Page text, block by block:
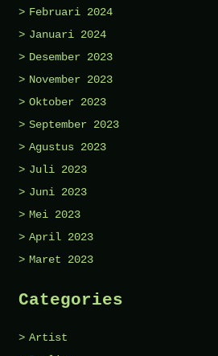
Februari 2024
Januari 2024
Desember 2023
November 2023
Oktober 2023
September 2023
Agustus 2023
Juli 2023
Juni 2023
Mei 2023
April 2023
Maret 2023
Categories
Artist